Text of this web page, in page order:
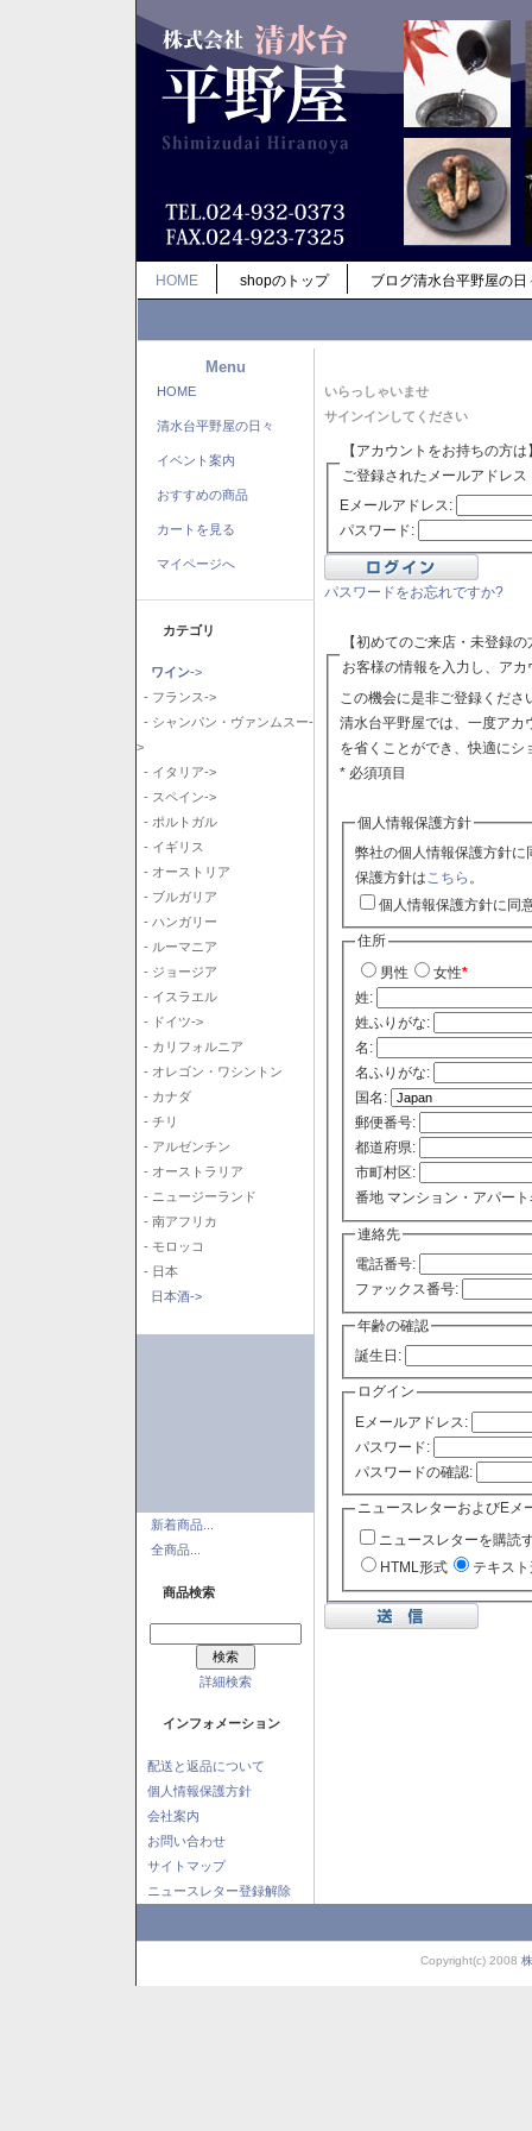
HOME shopのトップ ブログ清水台平野屋の日
Menu
HOME
清水台平野屋の日々
イベント案内
おすすめの商品
カートを見る
マイページへ
カテゴリ
ワイン->
- フランス->
- シャンパン・ヴァンムスー-
>
- イタリア->
- スペイン->
- ポルトガル
- イギリス
- オーストリア
- ブルガリア
- ハンガリー
- ルーマニア
- ジョージア
- イスラエル
- ドイツ->
- カリフォルニア
- オレゴン・ワシントン
- カナダ
- チリ
- アルゼンチン
- オーストラリア
- ニュージーランド
- 南アフリカ
- モロッコ
- 日本
日本酒->
新着商品...
全商品...
商品検索
詳細検索
インフォメーション
配送と返品について
個人情報保護方針
会社案内
お問い合わせ
サイトマップ
ニュースレター登録解除
いらっしゃいませ
サインインしてください
【アカウントをお持ちの方は
ご登録されたメールアドレ
Eメールアドレス:
パスワード:
パスワードをお忘れですか?
【初めてのご来店・未登録の
お客様の情報を入力し、ア
この機会に是非ご登録くださ
清水台平野屋では、一度アカ
を省くことができ、快適に
* 必須項目
個人情報保護方針
弊社の個人情報保護方針
保護方針は こちら 。
個人情報保護方針に同
住所
男性
女性*
姓:
姓ふりがな:
名:
名ふりがな:
国名:
郵便番号:
都道府県:
市町村区:
番地 マンション・アパート
連絡先
電話番号:
ファックス番号:
年齢の確認
誕生日:
ログイン
Eメールアドレス:
パスワード:
パスワードの確認:
ニュースレターおよびEメ
ニュースレターを購読
HTML形式
テキス
Copyright(c) 2008